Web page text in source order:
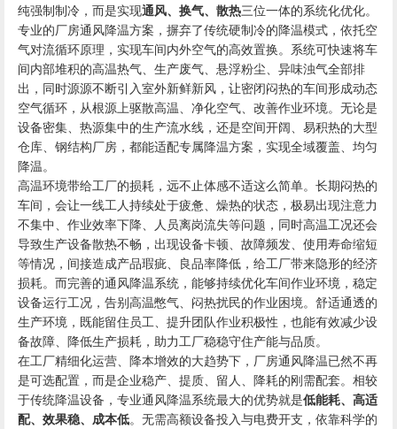
纯强制制冷，而是实现通风、换气、散热三位一体的系统化优化。
专业的厂房通风降温方案，摒弃了传统硬制冷的降温模式，依托空
气对流循环原理，实现车间内外空气的高效置换。系统可快速将车
间内部堆积的高温热气、生产废气、悬浮粉尘、异味浊气全部排
出，同时源源不断引入室外新鲜新风，让密闭闷热的车间形成动态
空气循环，从根源上驱散高温、净化空气、改善作业环境。无论是
设备密集、热源集中的生产流水线，还是空间开阔、易积热的大型
仓库、钢结构厂房，都能适配专属降温方案，实现全域覆盖、均匀
降温。
高温环境带给工厂的损耗，远不止体感不适这么简单。长期闷热的
车间，会让一线工人持续处于疲惫、燥热的状态，极易出现注意力
不集中、作业效率下降、人员离岗流失等问题，同时高温工况还会
导致生产设备散热不畅，出现设备卡顿、故障频发、使用寿命缩短
等情况，间接造成产品瑕疵、良品率降低，给工厂带来隐形的经济
损耗。而完善的通风降温系统，能够持续优化车间作业环境，稳定
设备运行工况，告别高温憋气、闷热扰民的作业困境。舒适通透的
生产环境，既能留住员工、提升团队作业积极性，也能有效减少设
备故障、降低生产损耗，助力工厂稳稳守住产能与品质。
在工厂精细化运营、降本增效的大趋势下，厂房通风降温已然不再
是可选配置，而是企业稳产、提质、留人、降耗的刚需配套。相较
于传统降温设备，专业通风降温系统最大的优势就是低能耗、高适
配、效果稳、成本低。无需高额设备投入与电费开支，依靠科学的